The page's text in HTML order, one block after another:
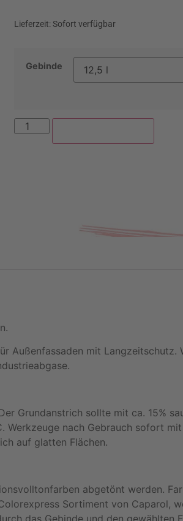
Lieferzeit:Sofort verfügbar
Gebinde
Außenfassaden mit Langzeitschutz.
Grundanstrich sollte mit ca. 15%
nach Gebrauch sofort mit
auf glatten Flächen.
abgetönt werden.
Sortiment von Caparol,
das Gebinde und den gewählten